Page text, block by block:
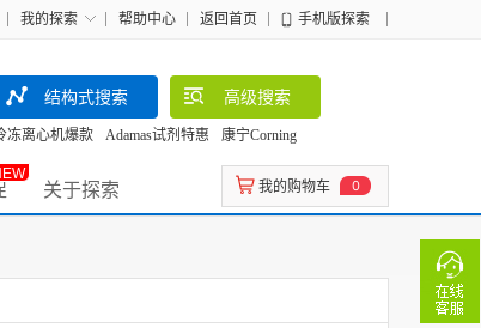
我的探索 帮助中心 返回首页 手机版探索
结构式搜索 高级搜索
冻离心机爆款 Adamas试剂特惠 康宁Corning
关于探索 我的购物车 0